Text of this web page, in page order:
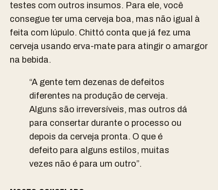
testes com outros insumos. Para ele, você
consegue ter uma cerveja boa, mas não igual à
feita com lúpulo. Chittó conta que já fez uma
cerveja usando erva-mate para atingir o amargor
na bebida.
“A gente tem dezenas de defeitos
diferentes na produção de cerveja.
Alguns são irreversíveis, mas outros dá
para consertar durante o processo ou
depois da cerveja pronta. O que é
defeito para alguns estilos, muitas
vezes não é para um outro”.